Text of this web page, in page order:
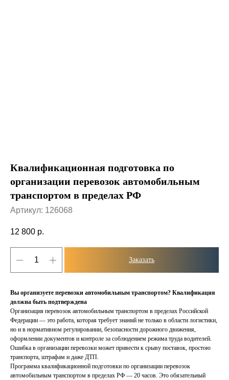
Квалификационная подготовка по
организации перевозок автомобильным
транспортом в пределах РФ
Артикул: 126068
12 800 р.
Заказать
Вы организуете перевозки автомобильным транспортом? Квалификация
должна быть подтверждена
Организация перевозок автомобильным транспортом в пределах Российской
Федерации — это работа, которая требует знаний не только в области логистики,
но и в нормативном регулировании, безопасности дорожного движения,
оформлении документов и контроле за соблюдением режима труда водителей.
Ошибка в организации перевозки может привести к срыву поставок, простою
транспорта, штрафам и даже ДТП.
Программа квалификационной подготовки по организации перевозок
автомобильным транспортом в пределах РФ — 20 часов. Это обязательный